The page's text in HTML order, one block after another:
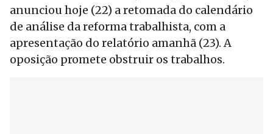
anunciou hoje (22) a retomada do calendário
de análise da reforma trabalhista, com a
apresentação do relatório amanhã (23). A
oposição promete obstruir os trabalhos.